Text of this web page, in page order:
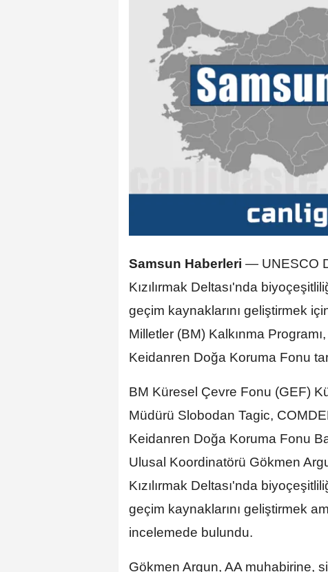
Samsun Haberleri — UNESCO
Kızılırmak Deltası'nda
geçim kaynaklarını geliştirmek
Milletler (BM) Kalkınma Programı,
Keidanren Doğa Koruma Fonu
BM Küresel Çevre Fonu (GEF)
Müdürü Slobodan Tagic,
Keidanren Doğa Koruma Fonu
Ulusal Koordinatörü Gökmen
Kızılırmak Deltası'nda
geçim kaynaklarını geliştirmek
incelemede bulundu.
Gökmen Argun, AA muhabirine,